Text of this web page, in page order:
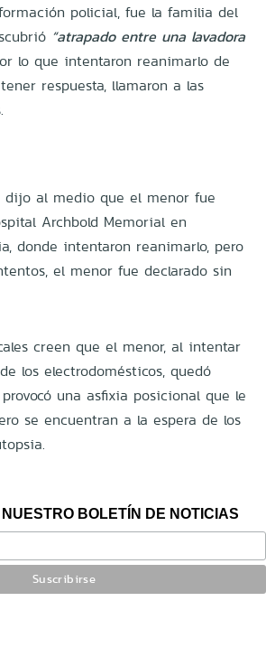
policial, fue la familia del
“atrapado entre una lavadora
lo que intentaron reanimarlo de
respuesta, llamaron a las
dijo al medio que el menor fue
Archbold Memorial en
donde intentaron reanimarlo, pero
el menor fue declarado sin
creen que el menor, al intentar
los electrodomésticos, quedó
una asfixia posicional que le
se encuentran a la espera de los
BOLETÍN DE NOTICIAS